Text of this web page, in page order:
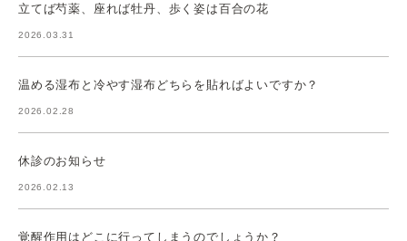
立てば芍薬、座れば牡丹、歩く姿は百合の花
2026.03.31
温める湿布と冷やす湿布どちらを貼ればよいですか？
2026.02.28
休診のお知らせ
2026.02.13
覚醒作用はどこに行ってしまうのでしょうか？